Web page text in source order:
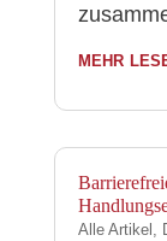
mehr
Alle Artikel